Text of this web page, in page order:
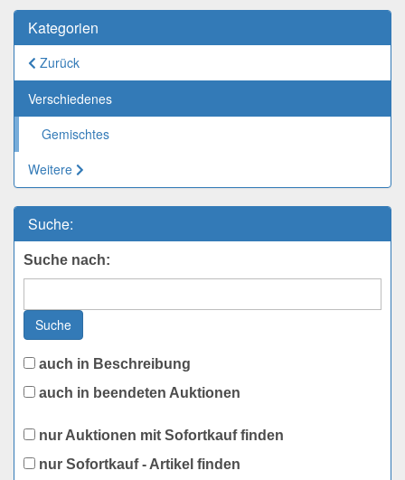
Kategorien
Zurück
Verschiedenes
Gemischtes
Weitere
Suche:
Suche nach:
Suche
auch in Beschreibung
auch in beendeten Auktionen
nur Auktionen mit Sofortkauf finden
nur Sofortkauf - Artikel finden